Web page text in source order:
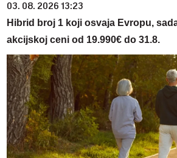
03. 08. 2026 13:23
Hibrid broj 1 koji osvaja Evropu,
akcijskoj ceni od 19.990€ do 31.8.